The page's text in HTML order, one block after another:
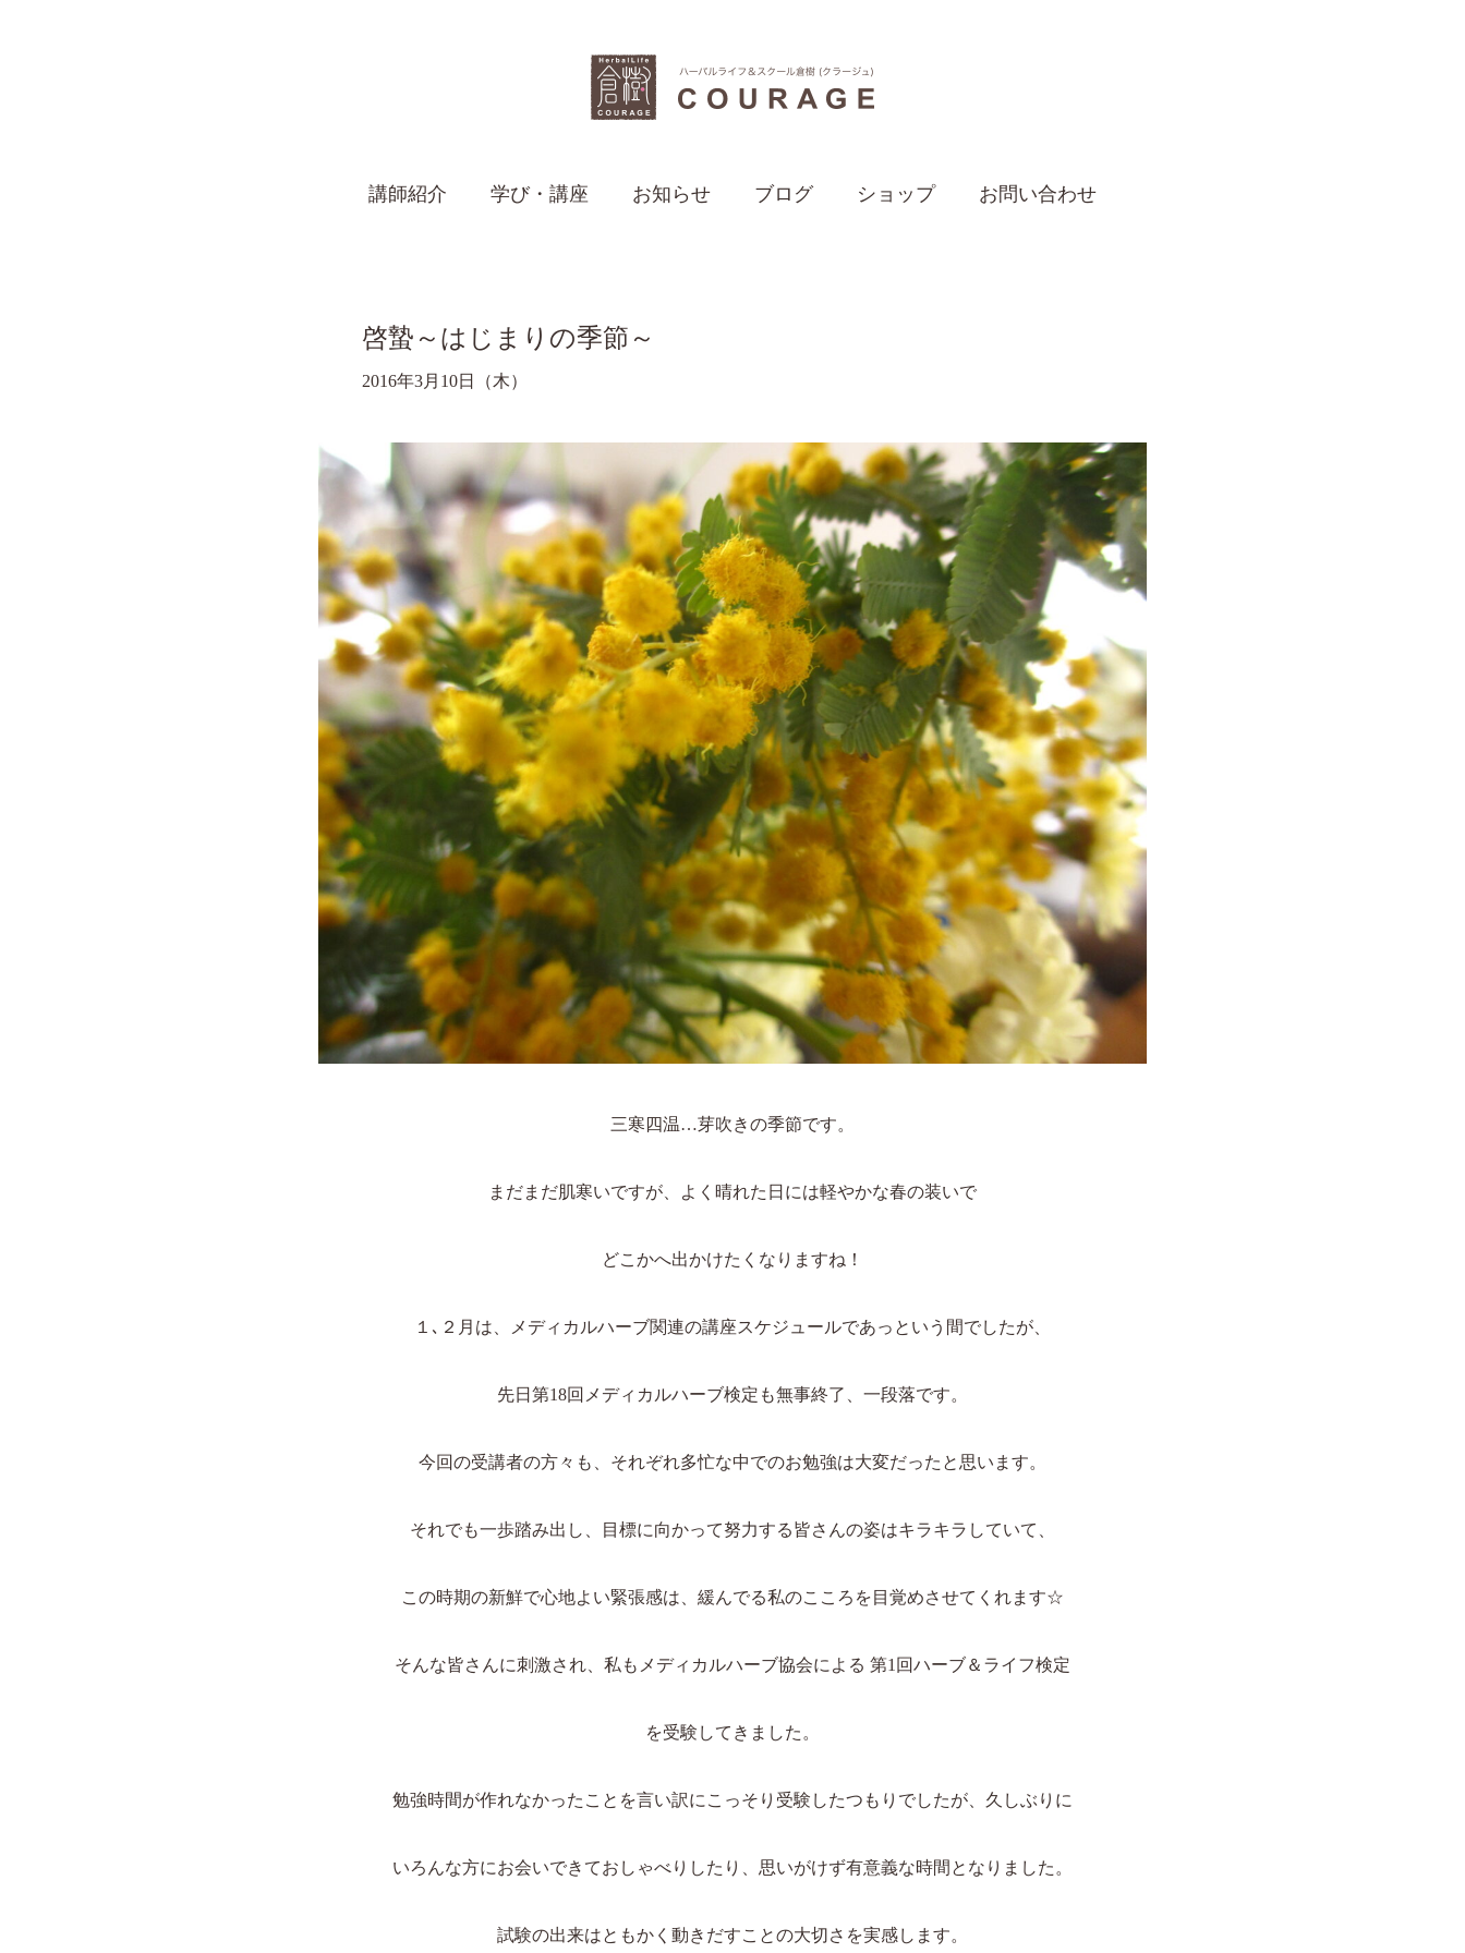
講師紹介 学び・講座 お知らせ ブログ ショップ お問い合わせ
啓蟄～はじまりの季節～
2016年3月10日（木）
三寒四温…芽吹きの季節です。
まだまだ肌寒いですが、よく晴れた日には軽やかな春の装いで
どこかへ出かけたくなりますね！
１､２月は、メディカルハーブ関連の講座スケジュールであっという間でしたが、
先日第18回メディカルハーブ検定も無事終了、一段落です。
今回の受講者の方々も、それぞれ多忙な中でのお勉強は大変だったと思います。
それでも一歩踏み出し、目標に向かって努力する皆さんの姿はキラキラしていて、
この時期の新鮮で心地よい緊張感は、緩んでる私のこころを目覚めさせてくれます☆
そんな皆さんに刺激され、私もメディカルハーブ協会による 第1回ハーブ＆ライフ検定
を受験してきました。
勉強時間が作れなかったことを言い訳にこっそり受験したつもりでしたが、久しぶりに
いろんな方にお会いできておしゃべりしたり、思いがけず有意義な時間となりました。
試験の出来はともかく動きだすことの大切さを実感します。